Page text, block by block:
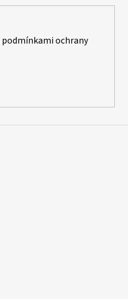
podmínkami ochrany